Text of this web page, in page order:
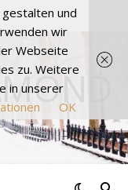
und
wir
Webseite
zu. Weitere
in unserer
OK